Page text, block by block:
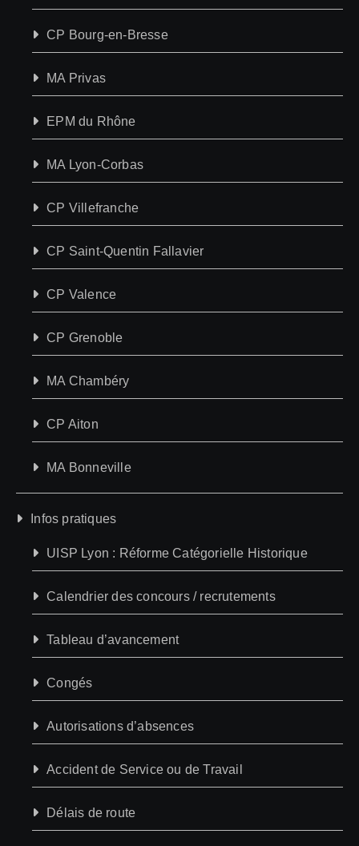
CP Bourg-en-Bresse
MA Privas
EPM du Rhône
MA Lyon-Corbas
CP Villefranche
CP Saint-Quentin Fallavier
CP Valence
CP Grenoble
MA Chambéry
CP Aiton
MA Bonneville
Infos pratiques
UISP Lyon : Réforme Catégorielle Historique
Calendrier des concours / recrutements
Tableau d’avancement
Congés
Autorisations d’absences
Accident de Service ou de Travail
Délais de route